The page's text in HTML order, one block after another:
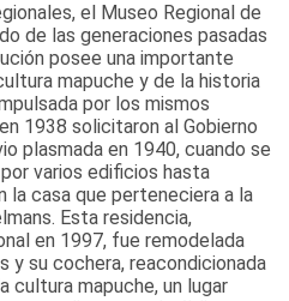
el Museo Regional de
de las generaciones pasadas
posee una importante
mapuche y de la historia
por los mismos
1938 solicitaron al Gobierno
plasmada en 1940, cuando se
varios edificios hasta
casa que perteneciera a la
Esta residencia,
en 1997, fue remodelada
y su cochera, reacondicionada
cultura mapuche, un lugar